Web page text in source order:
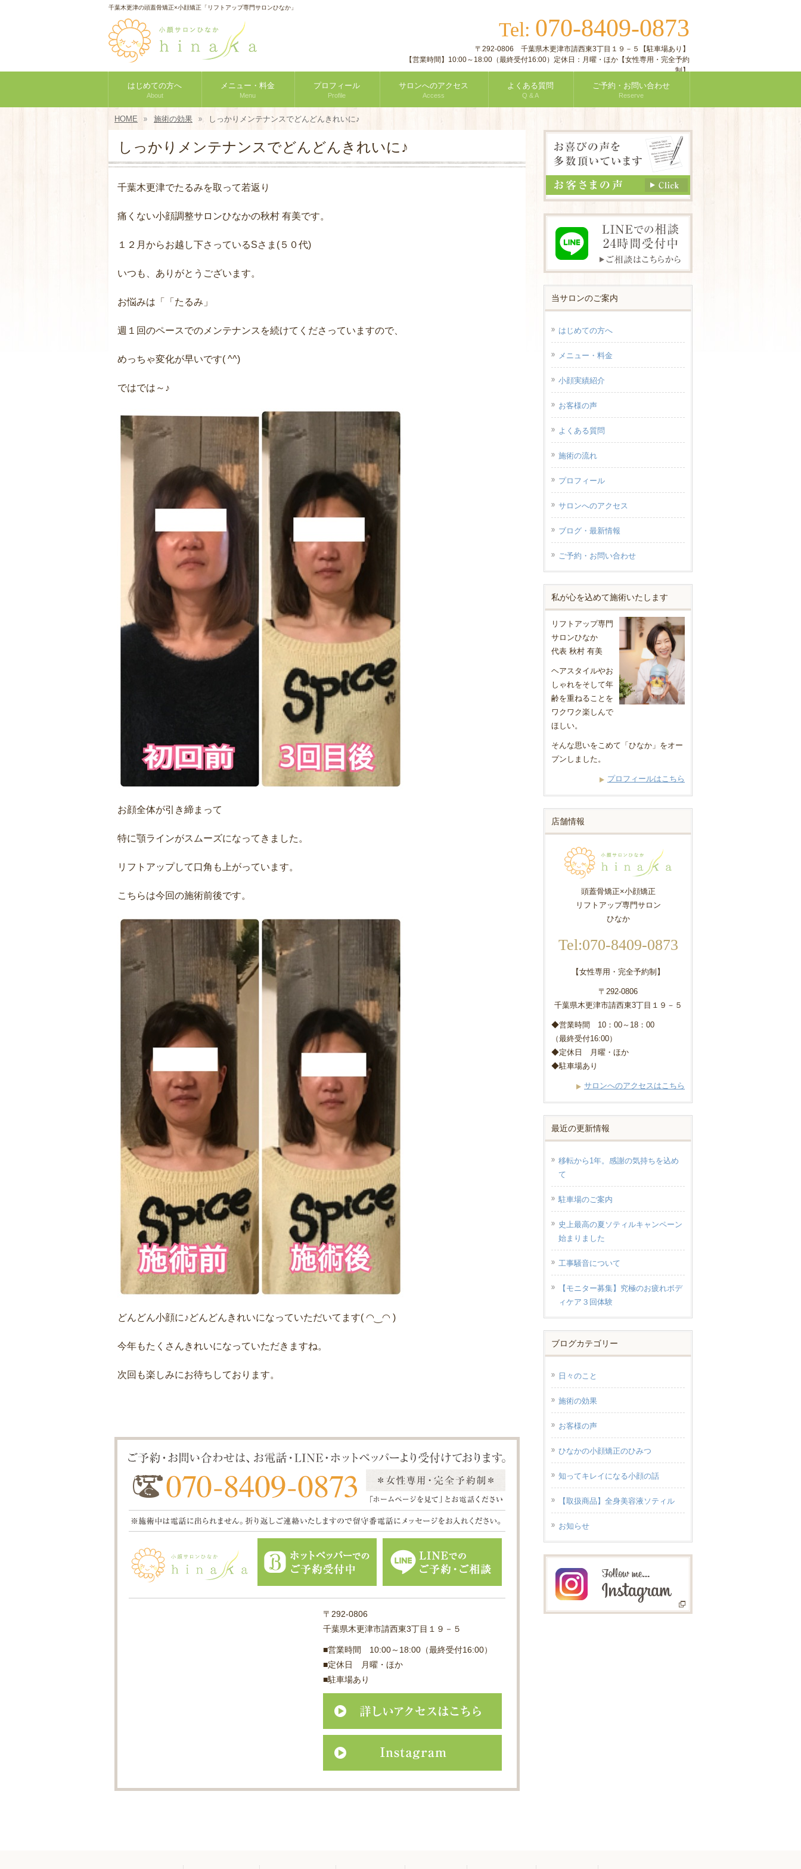
千葉木更津の頭蓋骨矯正×小顔矯正「リフトアップ専門サロンひなか」
Tel: 070-8409-0873
〒292-0806 千葉県木更津市請西東3丁目１９－５【駐車場あり】
【営業時間】10:00～18:00（最終受付16:00）定休日：月曜・ほか【女性専用・完全予約
制】
はじめての方へ
About
メニュー・料金
Menu
プロフィール
Profile
サロンへのアクセス
Access
よくある質問
Q & A
ご予約・お問い合わせ
Reserve
HOME 施術の効果 しっかりメンテナンスでどんどんきれいに♪
しっかりメンテナンスでどんどんきれいに♪
千葉木更津でたるみを取って若返り
痛くない小顔調整サロンひなかの秋村 有美です。
１２月からお越し下さっているSさま(５０代)
いつも、ありがとうございます。
お悩みは「「たるみ」
週１回のペースでのメンテナンスを続けてくださっていますので、
めっちゃ変化が早いです( ^^)
ではでは～♪
お顔全体が引き締まって
特に顎ラインがスムーズになってきました。
リフトアップして口角も上がっています。
こちらは今回の施術前後です。
どんどん小顔に♪どんどんきれいになっていただいてます( ◠‿◠ )
今年もたくさんきれいになっていただきますね。
次回も楽しみにお待ちしております。
〒292-0806
千葉県木更津市請西東3丁目１９－５
■営業時間 10:00～18:00（最終受付16:00）
■定休日 月曜・ほか
■駐車場あり
当サロンのご案内
はじめての方へ
メニュー・料金
小顔実績紹介
お客様の声
よくある質問
施術の流れ
プロフィール
サロンへのアクセス
ブログ・最新情報
ご予約・お問い合わせ
私が心を込めて施術いたします
リフトアップ専門
サロンひなか
代表 秋村 有美
ヘアスタイルやお
しゃれをそして年
齢を重ねることを
ワクワク楽しんで
ほしい。
そんな思いをこめて「ひなか」をオー
プンしました。
プロフィールはこちら
店舗情報
頭蓋骨矯正×小顔矯正
リフトアップ専門サロン
ひなか
Tel:070-8409-0873
【女性専用・完全予約制】
〒292-0806
千葉県木更津市請西東3丁目１９－５
◆営業時間 10：00～18：00
（最終受付16:00）
◆定休日 月曜・ほか
◆駐車場あり
サロンへのアクセスはこちら
最近の更新情報
移転から1年。感謝の気持ちを込め
て
駐車場のご案内
史上最高の夏ソティルキャンペーン
始まりました
工事騒音について
【モニター募集】究極のお疲れボデ
ィケア３回体験
ブログカテゴリー
日々のこと
施術の効果
お客様の声
ひなかの小顔矯正のひみつ
知ってキレイになる小顔の話
【取扱商品】全身美容液ソティル
お知らせ